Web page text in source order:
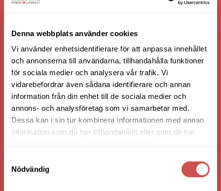
Denna webbplats använder cookies
Vi använder enhetsidentifierare för att anpassa innehållet
och annonserna till användarna, tillhandahålla funktioner
för sociala medier och analysera vår trafik. Vi
vidarebefordrar även sådana identifierare och annan
information från din enhet till de sociala medier och
annons- och analysföretag som vi samarbetar med.
Dessa kan i sin tur kombinera informationen med annan
information som du har tillhandahållit eller som de har
Nödvändig